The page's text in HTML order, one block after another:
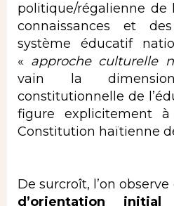
politique/régalienne de
connaissances et
système éducatif
« approche culturelle
vain la
constitutionnelle de
figure explicitement
Constitution haïtienne
De surcroît, l’on observe
d’orientation initial